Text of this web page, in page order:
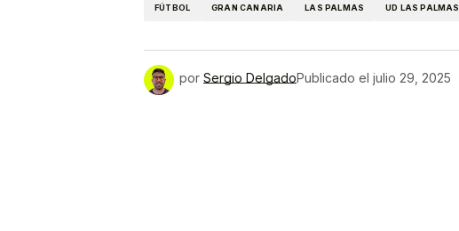
FÚTBOL GRAN CANARIA LAS PALMAS UD LAS PALMAS
por Sergio DelgadoPublicado el julio 29, 2025